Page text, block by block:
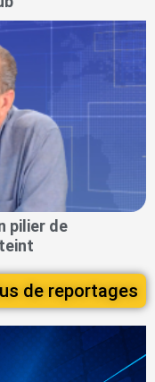
pilier de
de reportages